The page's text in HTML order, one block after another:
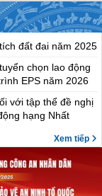
đất đai năm 2025
chọn lao động
EPS năm 2026
với tập thể đề nghị
hạng Nhất
Xem tiếp